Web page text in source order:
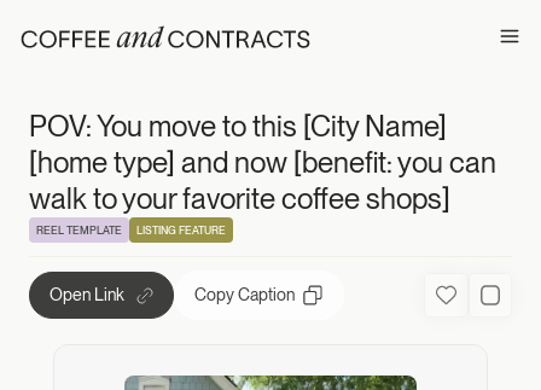
POV: You move
POV: You move to this [City Name]
[home type] and now [benefit: you can
walk to your favorite coffee shops]
REEL TEMPLATE LISTING FEATURE
Open Link Copy Caption FavoriteUsed